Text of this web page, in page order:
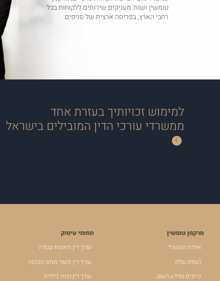
טומשין ושות' מעניקים שירותים ללקוחות בכל
רחבי הארץ, בפריסה ארצית של סניפים:
למימוש זכויותיך בעזרת אחד
ממשרדי עורכי הדין המובילים בישראל
מרקמן טומשין
אודות המשרד
הצוות שלנו
טיפים ומידע חשוב
תחומי עיסוק
עורך דין תאונות עבודה
עורך דין פטור ממס הכנסה
עורך דין נכות כללית